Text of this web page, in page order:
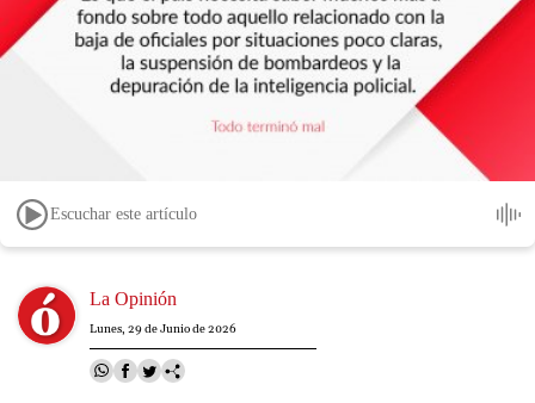
Escuchar este artículo
Image La Opinión
Lunes, 29 de Junio de 2026